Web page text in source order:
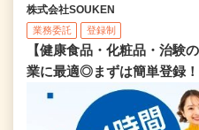
株式会社SOUKEN
業務委託 登録制
【健康食品・化粧品・治験
業に最適◎まずは簡単登録